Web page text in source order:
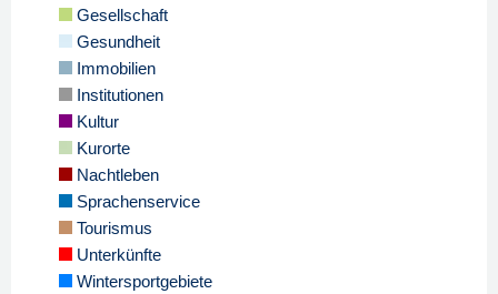
Gesellschaft
Gesundheit
Immobilien
Institutionen
Kultur
Kurorte
Nachtleben
Sprachenservice
Tourismus
Unterkünfte
Wintersportgebiete